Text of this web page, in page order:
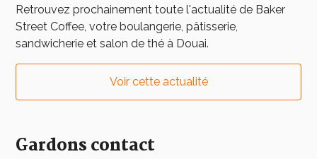
Retrouvez prochainement toute l'actualité de Baker
Street Coffee, votre boulangerie, pâtisserie,
sandwicherie et salon de thé à Douai.
Voir cette actualité
Gardons contact